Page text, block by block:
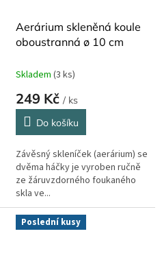
Aerárium skleněná koule
oboustranná ø 10 cm
Skladem (3 ks)
249 Kč / ks
Do košíku
Závěsný skleníček (aerárium) se
dvěma háčky je vyroben ručně
ze žáruvzdorného foukaného
skla ve...
Poslední kusy